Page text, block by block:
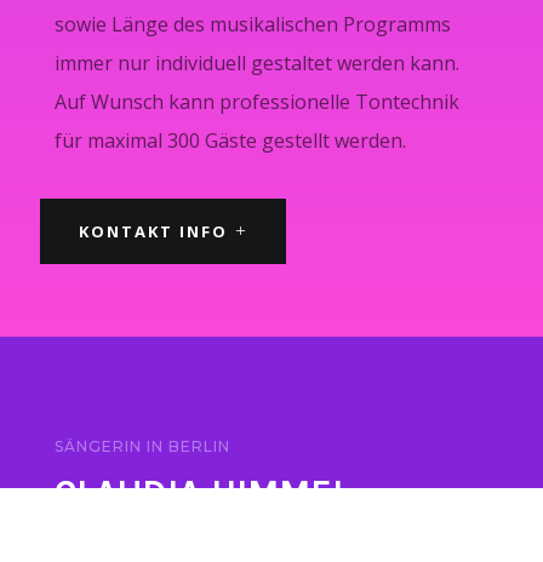
sowie Länge des musikalischen Programms
immer nur individuell gestaltet werden kann.
Auf Wunsch kann professionelle Tontechnik
für maximal 300 Gäste gestellt werden.
KONTAKT INFO
SÄNGERIN IN BERLIN
CLAUDIA HIMMEL